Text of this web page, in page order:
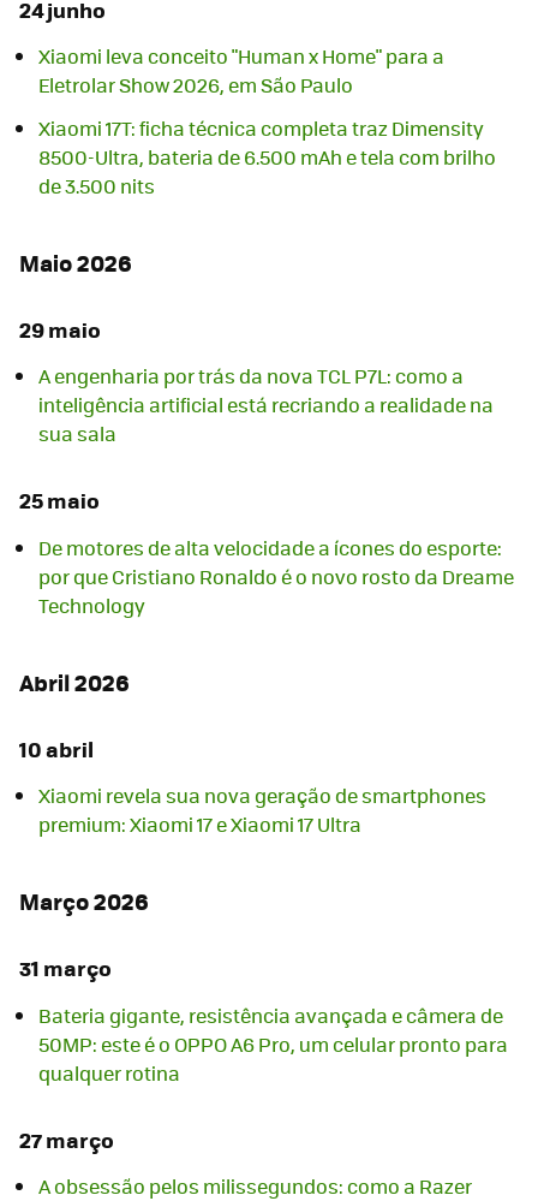
24 junho
Xiaomi leva conceito "Human x Home" para a
Eletrolar Show 2026, em São Paulo
Xiaomi 17T: ficha técnica completa traz Dimensity
8500-Ultra, bateria de 6.500 mAh e tela com brilho
de 3.500 nits
Maio 2026
29 maio
A engenharia por trás da nova TCL P7L: como a
inteligência artificial está recriando a realidade na
sua sala
25 maio
De motores de alta velocidade a ícones do esporte:
por que Cristiano Ronaldo é o novo rosto da Dreame
Technology
Abril 2026
10 abril
Xiaomi revela sua nova geração de smartphones
premium: Xiaomi 17 e Xiaomi 17 Ultra
Março 2026
31 março
Bateria gigante, resistência avançada e câmera de
50MP: este é o OPPO A6 Pro, um celular pronto para
qualquer rotina
27 março
A obsessão pelos milissegundos: como a Razer